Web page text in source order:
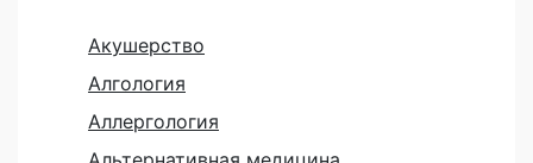
Акушерство
Алгология
Аллергология